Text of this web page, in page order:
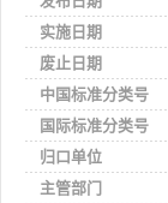
实施日期
废止日期
中国标准分类号
国际标准分类号
归口单位
主管部门